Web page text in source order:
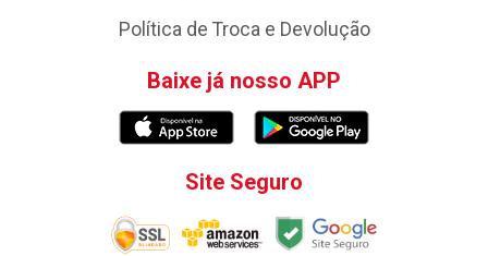
Política de Troca e Devolução
Baixe já nosso APP
Site Seguro